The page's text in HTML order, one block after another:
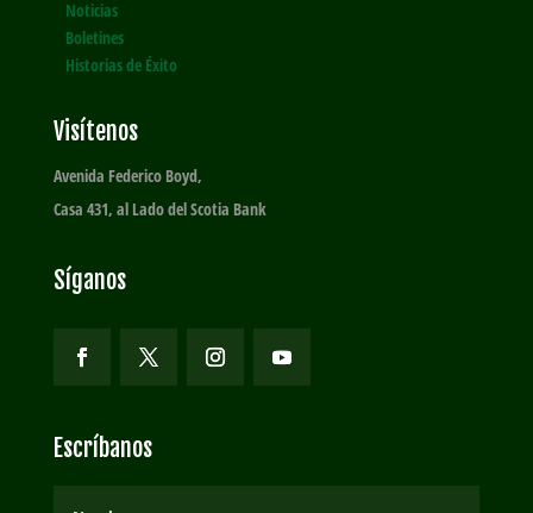
Noticias
Boletines
Historias de Éxito
Visítenos
Avenida Federico Boyd,
Casa 431, al Lado del Scotia Bank
Síganos
Escríbanos